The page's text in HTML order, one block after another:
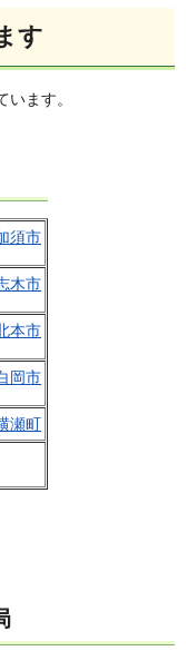
す
ます。
須市
木市
本市
岡市
瀬町